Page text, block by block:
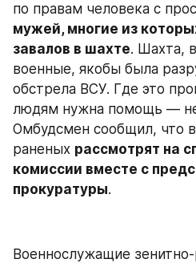
по правам человека с
мужей, многие из
завалов в шахте. Шахта,
военные, якобы была
обстрела ВСУ. Где это
людям нужна помощь —
Омбудсмен сообщил, что
раненых рассмотрят на
комиссии вместе с
прокуратуры.
Военнослужащие